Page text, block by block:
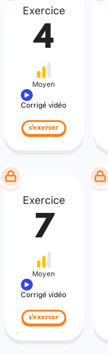
Exercice
4
Moyen
Corrigé vidéo
s'exercer
Exercice
7
Moyen
Corrigé vidéo
s'exercer